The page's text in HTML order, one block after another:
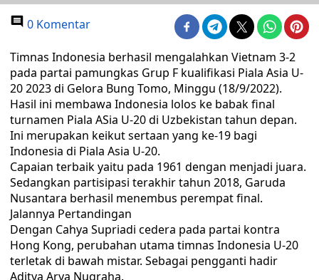
0 Komentar
Timnas Indonesia berhasil mengalahkan Vietnam 3-2
pada partai pamungkas Grup F kualifikasi Piala Asia U-
20 2023 di Gelora Bung Tomo, Minggu (18/9/2022).
Hasil ini membawa Indonesia lolos ke babak final
turnamen Piala ASia U-20 di Uzbekistan tahun depan.
Ini merupakan keikut sertaan yang ke-19 bagi
Indonesia di Piala Asia U-20.
Capaian terbaik yaitu pada 1961 dengan menjadi juara.
Sedangkan partisipasi terakhir tahun 2018, Garuda
Nusantara berhasil menembus perempat final.
Jalannya Pertandingan
Dengan Cahya Supriadi cedera pada partai kontra
Hong Kong, perubahan utama timnas Indonesia U-20
terletak di bawah mistar. Sebagai pengganti hadir
Aditya Arya Nugraha.